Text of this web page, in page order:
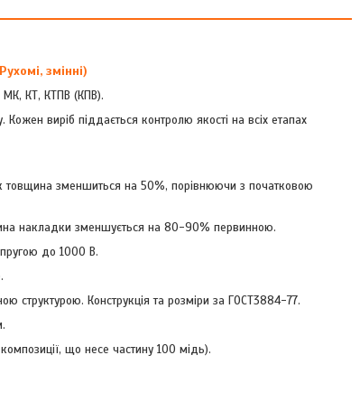
змінні)
МК, КТ, КТПВ (КПВ).
виріб піддається контролю якості на всіх етапах
товщина зменшиться на 50%, порівнюючи з початковою
накладки зменшується на 80-90% первинною.
до 1000 В.
структурою. Конструкція та розміри за ГОСТ3884-77.
що несе частину 100 мідь).